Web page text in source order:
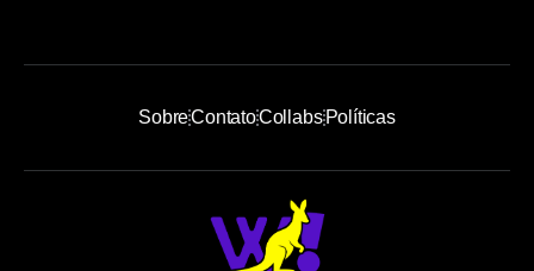
SobreContatoCollabsPolíticas